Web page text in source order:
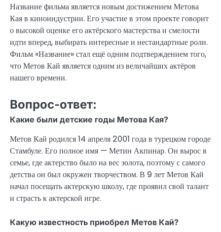
Название фильма является новым достижением Метова
Кая в киноиндустрии. Его участие в этом проекте говорит
о высокой оценке его актёрского мастерства и смелости
идти вперед, выбирать интересные и нестандартные роли.
Фильм «Название» стал ещё одним подтверждением того,
что Метов Кай является одним из величайших актёров
нашего времени.
Вопрос-ответ:
Какие были детские годы Метова Кая?
Метов Кай родился 14 апреля 2001 года в турецком городе
Стамбуле. Его полное имя — Метин Акпинар. Он вырос в
семье, где актерство было на вес золота, поэтому с самого
детства он был окружен творчеством. В 9 лет Метов Кай
начал посещать актерскую школу, где проявил свой талант
и страсть к актерской игре.
Какую известность приобрел Метов Кай?